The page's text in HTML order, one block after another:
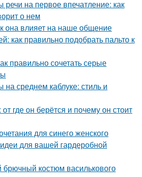
на первое впечатление: как
о нем
она влияет на наше общение
как правильно подобрать пальто к
правильно сочетать серые
среднем каблуке: стиль и
где он берётся и почему он стоит
для синего женского
для вашей гардеробной
брючный костюм василькового